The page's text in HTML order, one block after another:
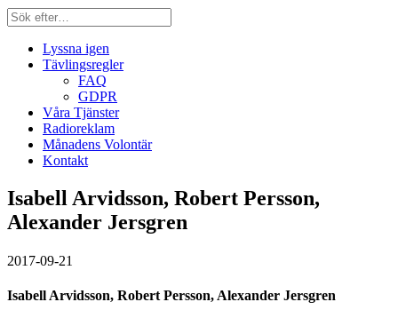
Lyssna igen
Tävlingsregler
FAQ
GDPR
Våra Tjänster
Radioreklam
Månadens Volontär
Kontakt
Isabell Arvidsson, Robert Persson,
Alexander Jersgren
2017-09-21
Isabell Arvidsson, Robert Persson, Alexander Jersgren